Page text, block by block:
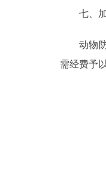
七、加
动物防
需经费予